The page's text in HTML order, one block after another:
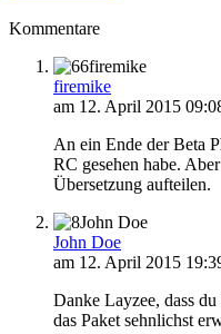
Kommentare
firemike
firemike
am 12. April 2015
An ein Ende der Beta
RC gesehen habe.
Übersetzung aufteilen.
John Doe
John Doe
am 12. April 2015
Danke Layzee, dass
das Paket sehnlichst